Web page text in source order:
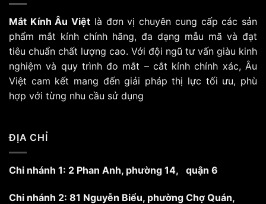
Mắt Kính Âu Việt là đơn vị chuyên cung cấp các sản
phẩm mắt kính chính hãng, đa dạng mẫu mã và đạt
tiêu chuẩn chất lượng cao. Với đội ngũ tư vấn giàu kinh
nghiệm và quy trình đo mắt – cắt kính chính xác, Âu
Việt cam kết mang đến giải pháp thị lực tối ưu, phù
hợp với từng nhu cầu sử dụng
ĐỊA CHỈ
Chi nhánh 1: 2 Phan Anh, phường 14, quận 6
Chi nhánh 2: 81 Nguyễn Biểu, phường Chợ Quán,